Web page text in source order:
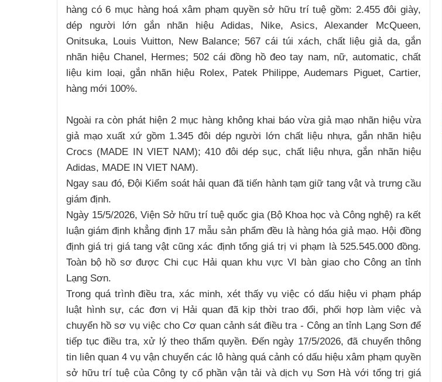
hàng có 6 mục hàng hoá xâm phạm quyền sở hữu trí tuệ gồm: 2.455 đôi giày,
dép người lớn gắn nhãn hiệu Adidas, Nike, Asics, Alexander McQueen,
Onitsuka, Louis Vuitton, New Balance; 567 cái túi xách, chất liệu giả da, gắn
nhãn hiệu Chanel, Hermes; 502 cái đồng hồ đeo tay nam, nữ, automatic, chất
liệu kim loại, gắn nhãn hiệu Rolex, Patek Philippe, Audemars Piguet, Cartier,
hàng mới 100%.
Ngoài ra còn phát hiện 2 mục hàng không khai báo vừa giả mạo nhãn hiệu vừa
giả mạo xuất xứ gồm 1.345 đôi dép người lớn chất liệu nhựa, gắn nhãn hiệu
Crocs (MADE IN VIET NAM); 410 đôi dép sục, chất liệu nhựa, gắn nhãn hiệu
Adidas, MADE IN VIET NAM).
Ngay sau đó, Đội Kiểm soát hải quan đã tiến hành tạm giữ tang vật và trưng cầu
giám định.
Ngày 15/5/2026, Viện Sở hữu trí tuệ quốc gia (Bộ Khoa học và Công nghệ) ra kết
luận giám định khẳng định 17 mẫu sản phẩm đều là hàng hóa giả mạo. Hội đồng
định giá trị giá tang vật cũng xác định tổng giá trị vi phạm là 525.545.000 đồng.
Toàn bộ hồ sơ được Chi cục Hải quan khu vực VI bàn giao cho Công an tỉnh
Lạng Sơn.
Trong quá trình điều tra, xác minh, xét thấy vụ việc có dấu hiệu vi phạm pháp
luật hình sự, các đơn vị Hải quan đã kịp thời trao đổi, phối hợp làm việc và
chuyển hồ sơ vụ việc cho Cơ quan cảnh sát điều tra - Công an tỉnh Lạng Sơn để
tiếp tục điều tra, xử lý theo thẩm quyền. Đến ngày 17/5/2026, đã chuyển thông
tin liên quan 4 vụ vận chuyển các lô hàng quá cảnh có dấu hiệu xâm phạm quyền
sở hữu trí tuệ của Công ty cổ phần vận tải và dịch vụ Sơn Hà với tổng trị giá